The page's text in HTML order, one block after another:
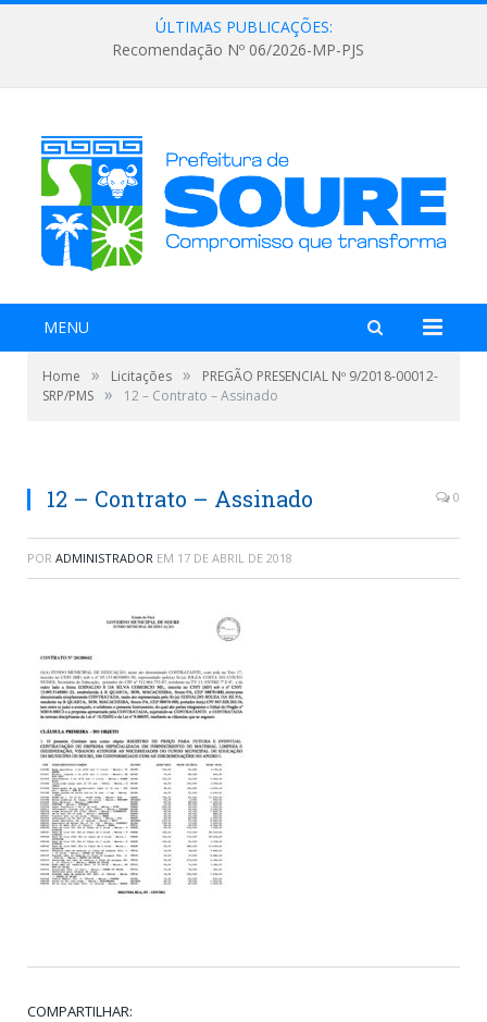
ÚLTIMAS PUBLICAÇÕES:
Recomendação Nº 06/2026-MP-PJS
MENU
Home » Licitações »
PREGÃO PRESENCIAL Nº 9/2018-00012-
SRP/PMS » 12 – Contrato – Assinado
12 – Contrato – Assinado 0
POR ADMINISTRADOR EM 17 DE ABRIL DE 2018
COMPARTILHAR: